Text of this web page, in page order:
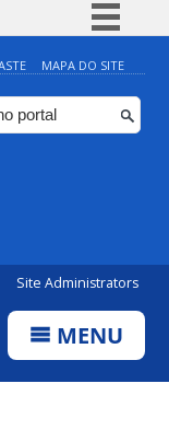
BR
MAPA DO SITE
Site Administrators
MENU